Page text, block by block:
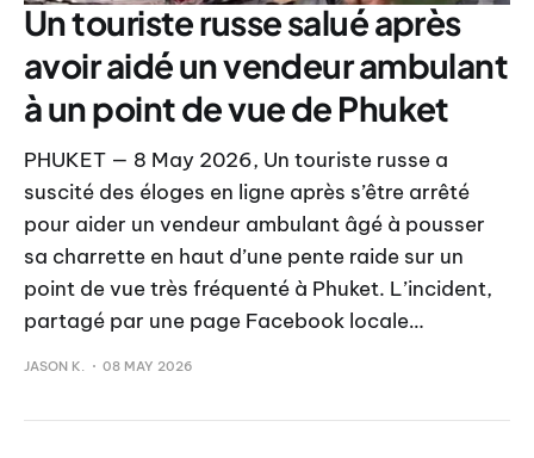
Un touriste russe salué après
avoir aidé un vendeur ambulant
à un point de vue de Phuket
PHUKET — 8 May 2026, Un touriste russe a
suscité des éloges en ligne après s’être arrêté
pour aider un vendeur ambulant âgé à pousser
sa charrette en haut d’une pente raide sur un
point de vue très fréquenté à Phuket. L’incident,
partagé par une page Facebook locale…
JASON K. 08 MAY 2026